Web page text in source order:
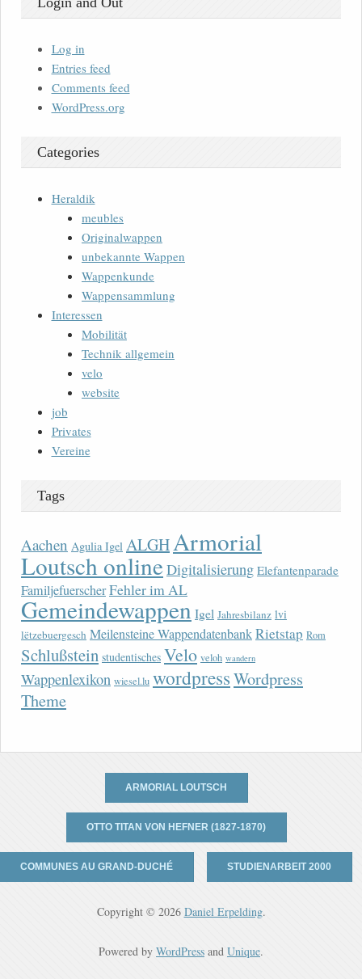
Log in
Entries feed
Comments feed
WordPress.org
Categories
Heraldik
meubles
Originalwappen
unbekannte Wappen
Wappenkunde
Wappensammlung
Interessen
Mobilität
Technik allgemein
velo
website
job
Privates
Vereine
Tags
Aachen Agulia Igel ALGHArmorial
Loutsch onlineDigitalisierung Elefantenparade
FamiljefuerscherFehler im AL
Gemeindewappen Igel Jahresbilanz lvi
lëtzebuergesch Meilensteine WappendatenbankRietstap Rom
Schlußstein studentisches Velo veloh wandern
Wappenlexikon wiesel.lu wordpressWordpress
Theme
ARMORIAL LOUTSCH
OTTO TITAN VON HEFNER (1827-1870)
COMMUNES AU GRAND-DUCHÉ STUDIENARBEIT 2000
Copyright © 2026 Daniel Erpelding.
Powered by WordPress and Unique.